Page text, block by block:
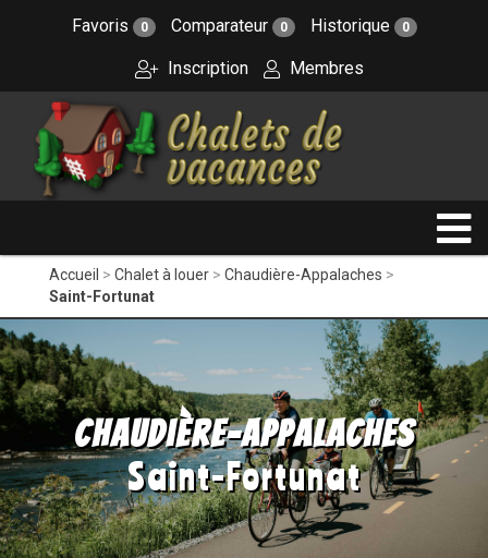
Favoris 0 Comparateur 0 Historique 0
Inscription Membres
Accueil Chalet à louer
Chaudière-Appalaches
Saint-Fortunat
Chaudière-Appalaches
Saint-Fortunat